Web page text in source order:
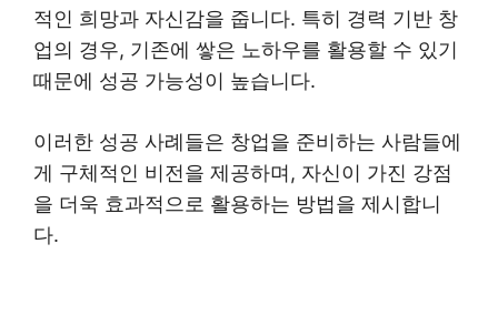
적인 희망과 자신감을 줍니다. 특히 경력 기반 창
업의 경우, 기존에 쌓은 노하우를 활용할 수 있기
때문에 성공 가능성이 높습니다.
이러한 성공 사례들은 창업을 준비하는 사람들에
게 구체적인 비전을 제공하며, 자신이 가진 강점
을 더욱 효과적으로 활용하는 방법을 제시합니
다.